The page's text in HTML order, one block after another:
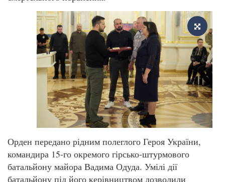
Орден передано рідним полеглого Героя України,
командира 15-го окремого гірсько-штурмового
батальйону майора Вадима Одуда. Умілі дії
батальйону під його керівництвом дозволили